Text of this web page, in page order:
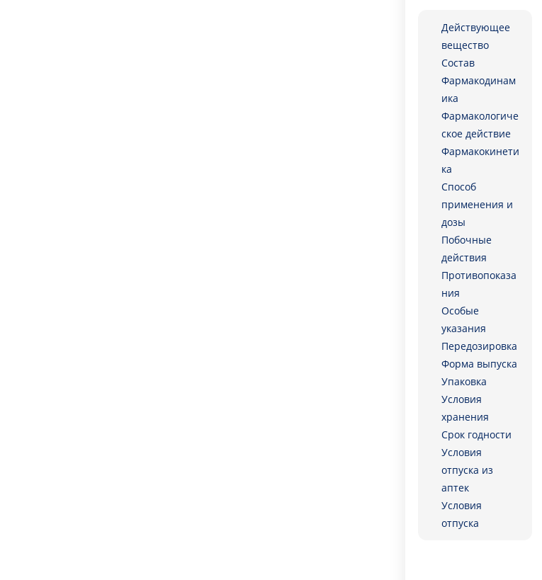
Действующее
вещество
Состав
Фармакодинам
ика
Фармакологиче
ское действие
Фармакокинети
ка
Способ
применения и
дозы
Побочные
действия
Противопоказа
ния
Особые
указания
Передозировка
Форма выпуска
Упаковка
Условия
хранения
Срок годности
Условия
отпуска из
аптек
Условия
отпуска